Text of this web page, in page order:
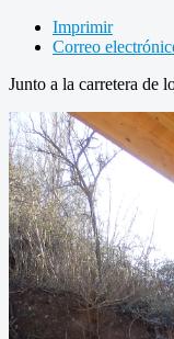
Imprimir
Correo
Junto a la carretera de